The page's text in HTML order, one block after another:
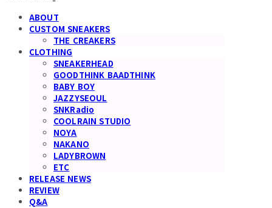
ABOUT
CUSTOM SNEAKERS
THE CREAKERS
CLOTHING
SNEAKERHEAD
GOODTHINK BAADTHINK
BABY BOY
JAZZYSEOUL
SNKRadio
COOLRAIN STUDIO
NOYA
NAKANO
LADYBROWN
ETC
RELEASE NEWS
REVIEW
Q&A